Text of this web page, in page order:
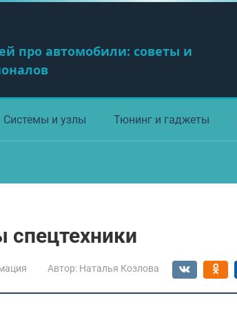
про автомобили: советы и
Системы и узлы Тюнинг и гаджеты
Автор: Наталья Козлова